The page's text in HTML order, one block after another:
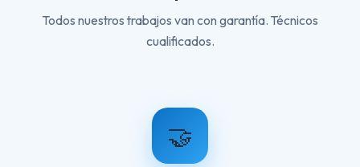
Todos nuestros trabajos van con garantía. Técnicos
cualificados.
🤝